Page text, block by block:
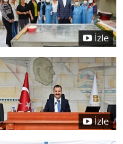
İzle
İzle